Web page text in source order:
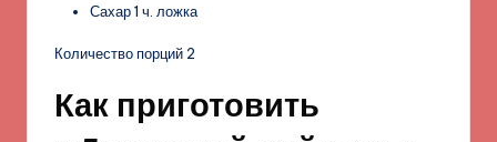
Сахар 1 ч. ложка
Количество порций 2
Как приготовить